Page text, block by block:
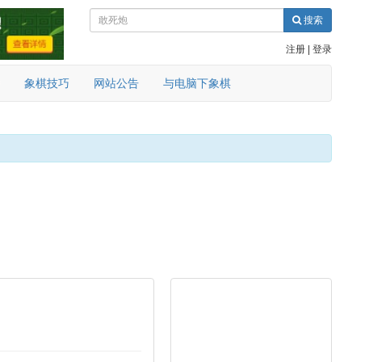
搜索
注册 登录
象棋技巧 网站公告 与电脑下象棋